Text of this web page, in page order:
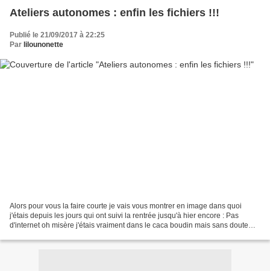
Ateliers autonomes : enfin les fichiers !!!
Publié le 21/09/2017 à 22:25
Par lilounonette
Alors pour vous la faire courte je vais vous montrer en image dans quoi
j'étais depuis les jours qui ont suivi la rentrée jusqu'à hier encore : Pas
d'internet oh misère j'étais vraiment dans le caca boudin mais sans doute